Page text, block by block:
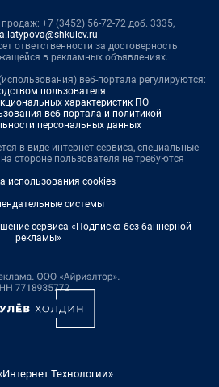
+7 (3452) 56-72-72 доб. 3335,
ответственности за достоверность
в рекламных объявлениях.
веб-портала регулируются:
пользователя
характеристик ПО
веб-портала и политикой
персональных данных
в виде интернет-сервиса, специальные
стороне пользователя не требуются
использования cookies
системы
сервиса «Подписка без баннерной
рекламы»
Технологии»